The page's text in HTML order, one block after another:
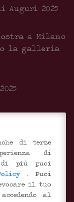
Auguri 2025
a Milano
la galleria
Documentale
di terze
di
di più puoi
. Puoi
il tuo
al